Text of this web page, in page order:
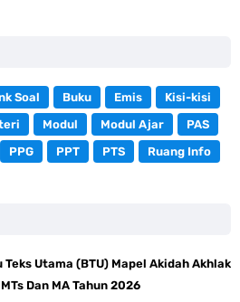
Soal Buku Emis
Kisi-kisi
Modul Modul Ajar
PAS
PPG PPT PTS
Ruang Info
Teks Utama (BTU) Mapel Akidah Akhlak
Dan MA Tahun 2026